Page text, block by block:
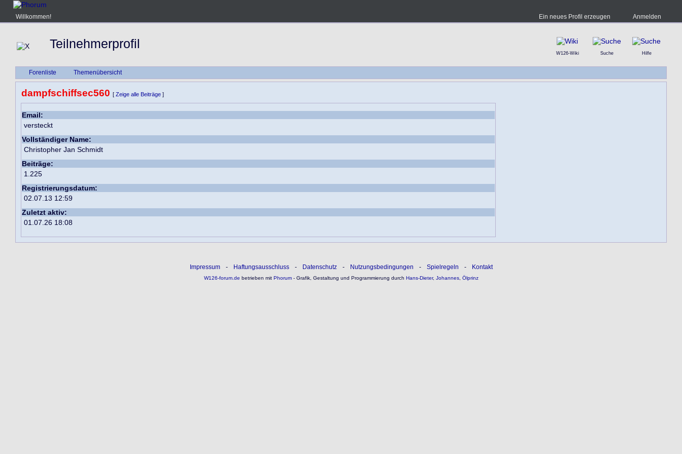
Willkommen! Ein neues Profil erzeugen Anmelden
Teilnehmerprofil
W126-Wiki Suche Hilfe
Forenliste Themenübersicht
dampfschiffsec560 [ Zeige alle Beiträge ]
Email:
versteckt
Vollständiger Name:
Christopher Jan Schmidt
Beiträge:
1.225
Registrierungsdatum:
02.07.13 12:59
Zuletzt aktiv:
01.07.26 18:08
Impressum - Haftungsausschluss - Datenschutz - Nutzungsbedingungen - Spielregeln - Kontakt
W126-forum.de betrieben mitPhorum- Grafik, Gestaltung und Programmierung durch Hans-Dieter, Johannes, Ölprinz